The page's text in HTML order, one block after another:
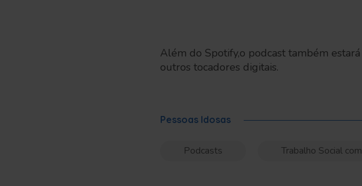
Além do Spotify,o podcast também
outros tocadores digitais.
Pessoas Idosas
Podcasts Trabalho Social